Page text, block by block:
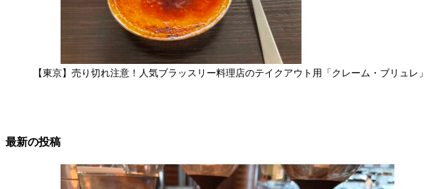
【東京】売り切れ注意！人気ブラッスリー料理店のテイクアウト用「クレーム・ブリュレ」
最新の投稿